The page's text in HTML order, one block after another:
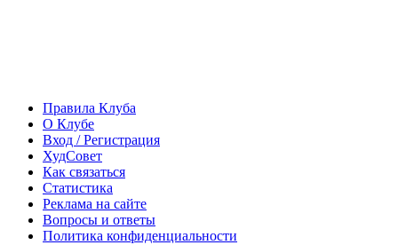
Правила Клуба
О Клубе
Вход / Регистрация
ХудСовет
Как связаться
Статистика
Реклама на сайте
Вопросы и ответы
Политика конфиденциальности